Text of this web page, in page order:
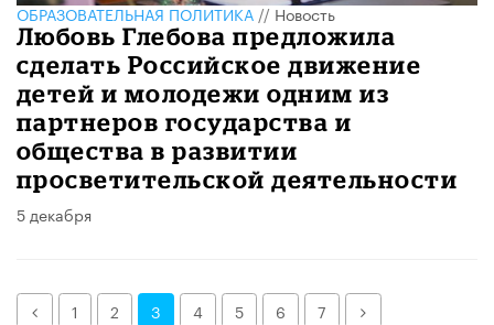
ОБРАЗОВАТЕЛЬНАЯ ПОЛИТИКА//Новость
Любовь Глебова предложила
сделать Российское движение
детей и молодежи одним из
партнеров государства и
общества в развитии
просветительской деятельности
5 декабря
Назад1 2 3 4 5 6 7 Далее